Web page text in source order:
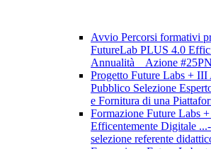
Avvio Percorsi formativi
FutureLab PLUS 4.0
Annualità _ Azione
Progetto Future Labs +
Pubblico Selezione
e Fornitura di una
Formazione Future Labs
Efficentemente Digitale
selezione referente